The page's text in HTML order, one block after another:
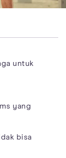
untuk
yang
bisa